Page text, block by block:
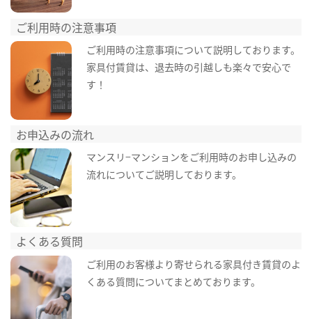
ご利用時の注意事項
ご利用時の注意事項について説明しております。
家具付賃貸は、退去時の引越しも楽々で安心で
す！
お申込みの流れ
マンスリ−マンションをご利用時のお申し込みの
流れについてご説明しております。
よくある質問
ご利用のお客様より寄せられる家具付き賃貸のよ
くある質問についてまとめております。